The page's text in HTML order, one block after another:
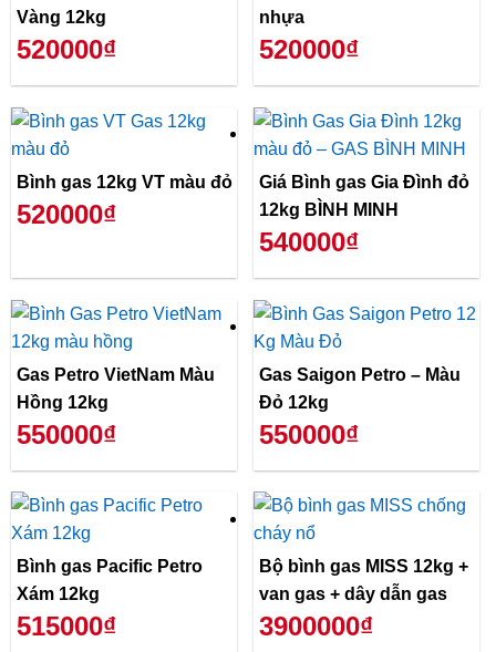
Vàng 12kg
520000₫
nhựa
520000₫
Bình gas 12kg VT màu đỏ
520000₫
Giá Bình gas Gia Đình đỏ
12kg BÌNH MINH
540000₫
Gas Petro VietNam Màu
Hồng 12kg
550000₫
Gas Saigon Petro – Màu
Đỏ 12kg
550000₫
Bình gas Pacific Petro
Xám 12kg
515000₫
Bộ bình gas MISS 12kg +
van gas + dây dẫn gas
3900000₫